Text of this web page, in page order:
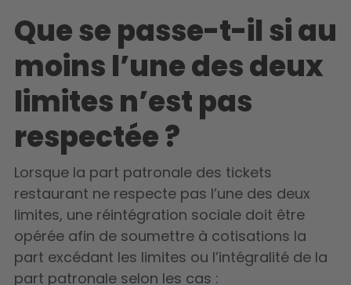
Que se passe-t-il si au
moins l’une des deux
limites n’est pas
respectée ?
Lorsque la part patronale des tickets
restaurant ne respecte pas l’une des deux
limites, une réintégration sociale doit être
opérée afin de soumettre à cotisations la
part excédant les limites ou l’intégralité de la
part patronale selon les cas :